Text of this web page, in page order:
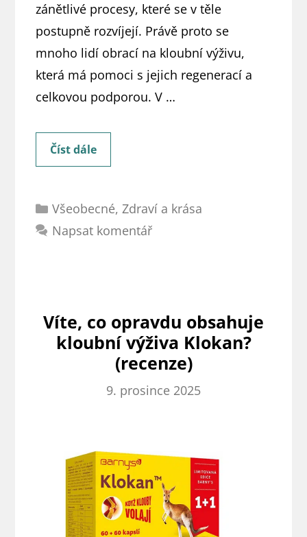
zánětlivé procesy, které se v těle
postupně rozvíjejí. Právě proto se
mnoho lidí obrací na kloubní výživu,
která má pomoci s jejich regenerací a
celkovou podporou. V …
Číst dáleProenzi
3
Opravdu
je
vaše
klouby?
Rubriky
Všeobecné,Zdraví a krása
Napsat komentář
Víte, co opravdu obsahuje
kloubní výživa Klokan?
(recenze)
9. prosince 2025